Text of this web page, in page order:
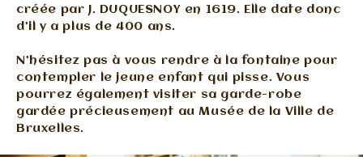
créée par J. DUQUESNOY en 1619. Elle date donc
d’il y a plus de 400 ans.
N’hésitez pas à vous rendre à la fontaine pour
contempler le jeune enfant qui pisse. Vous
pourrez également visiter sa garde-robe
gardée précieusement au Musée de la Ville de
Bruxelles.